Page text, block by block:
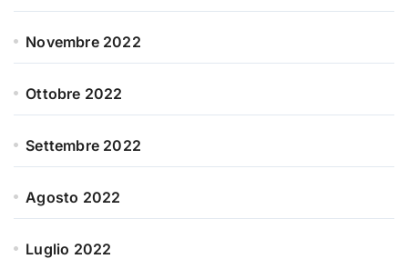
Novembre 2022
Ottobre 2022
Settembre 2022
Agosto 2022
Luglio 2022